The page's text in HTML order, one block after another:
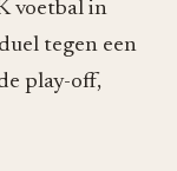
voetbal in
tegen een
play-off,